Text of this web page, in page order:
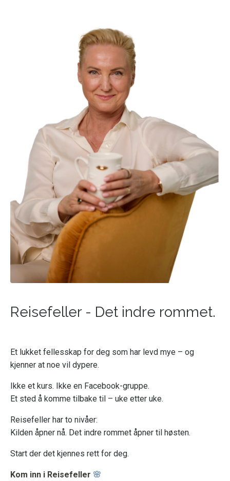
Reisefeller - Det indre rommet.
Et lukket fellesskap for deg som har levd mye – og
kjenner at noe vil dypere.
Ikke et kurs. Ikke en Facebook-gruppe.
Et sted å komme tilbake til – uke etter uke.
Reisefell er har to nivåer:
Kilden åpner nå. Det indre rommet åpner til høsten.
Start der det kjennes rett for deg.
Kom inn i Reisefeller 🌸